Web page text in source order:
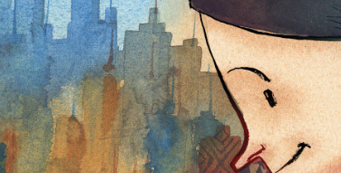
2015
MOIARA